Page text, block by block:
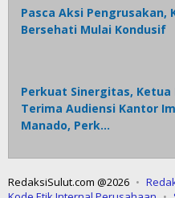
Pasca Aksi Pengrusakan,
Bersehati Mulai Kondusif
Perkuat Sinergitas, Ketua
Terima Audiensi Kantor
Manado, Perk…
RedaksiSulut.com @2026